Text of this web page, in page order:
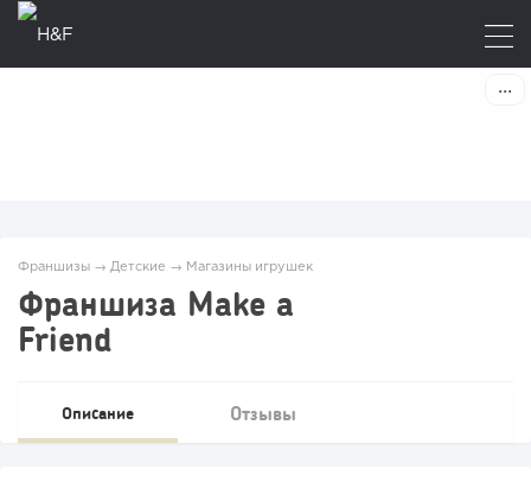
Франшизы → Детские → Магазины игрушек
Франшиза Make a
Friend
Описание Отзывы